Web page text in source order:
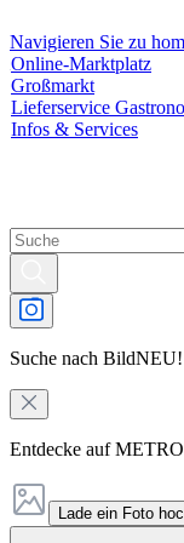
Navigieren Sie zu
Online-Marktplatz
Großmarkt
Lieferservice
Infos & Services
Suche nach BildNEU!
Entdecke auf
Lade ein Foto